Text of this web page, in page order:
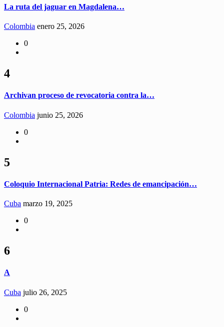
La ruta del jaguar en Magdalena…
Colombia enero 25, 2026
0
4
Archivan proceso de revocatoria contra la…
Colombia junio 25, 2026
0
5
Coloquio Internacional Patria: Redes de emancipación…
Cuba marzo 19, 2025
0
6
A
Cuba julio 26, 2025
0